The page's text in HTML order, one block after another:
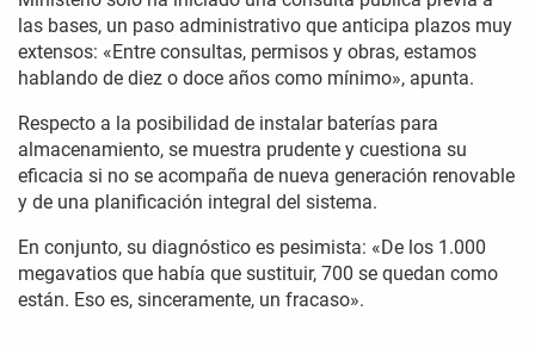
las bases, un paso administrativo que anticipa plazos muy
extensos: «Entre consultas, permisos y obras, estamos
hablando de diez o doce años como mínimo», apunta.
Respecto a la posibilidad de instalar baterías para
almacenamiento, se muestra prudente y cuestiona su
eficacia si no se acompaña de nueva generación renovable
y de una planificación integral del sistema.
En conjunto, su diagnóstico es pesimista: «De los 1.000
megavatios que había que sustituir, 700 se quedan como
están. Eso es, sinceramente, un fracaso».